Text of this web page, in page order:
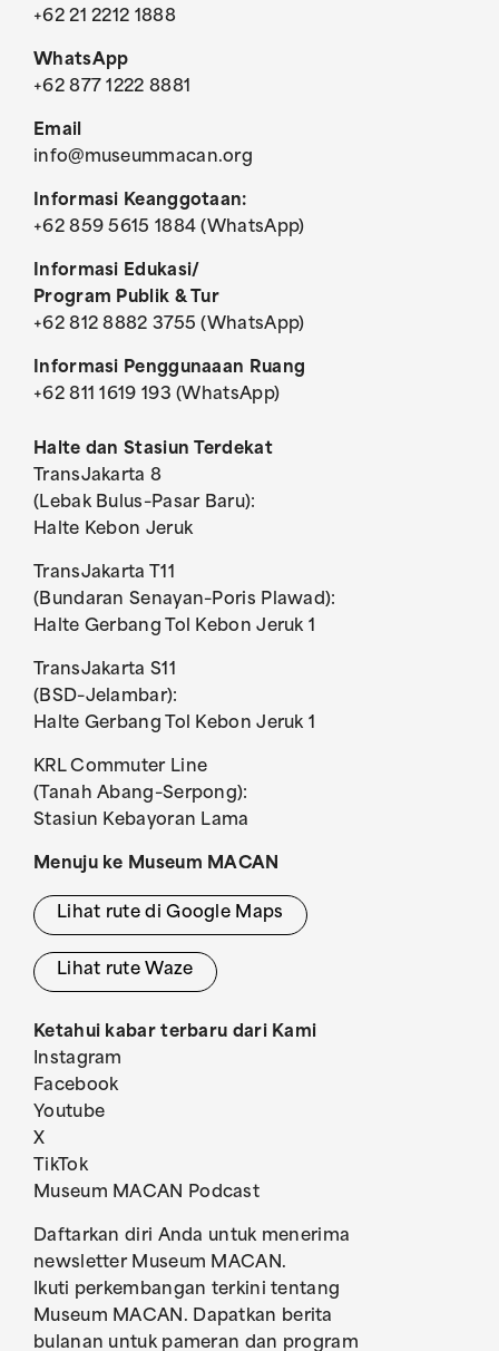
+62 21 2212 1888
WhatsApp
+62 877 1222 8881
Email
info@museummacan.org
Informasi Keanggotaan:
+62 859 5615 1884 (WhatsApp)
Informasi Edukasi/
Program Publik & Tur
+62 812 8882 3755 (WhatsApp)
Informasi Penggunaaan Ruang
+62 811 1619 193 (WhatsApp)
Halte dan Stasiun Terdekat
TransJakarta 8
(Lebak Bulus–Pasar Baru):
Halte Kebon Jeruk
TransJakarta T11
(Bundaran Senayan–Poris Plawad):
Halte Gerbang Tol Kebon Jeruk 1
TransJakarta S11
(BSD–Jelambar):
Halte Gerbang Tol Kebon Jeruk 1
KRL Commuter Line
(Tanah Abang–Serpong):
Stasiun Kebayoran Lama
Menuju ke Museum MACAN
Lihat rute di Google Maps
Lihat rute Waze
Ketahui kabar terbaru dari Kami
Instagram
Facebook
Youtube
X
TikTok
Museum MACAN Podcast
Daftarkan diri Anda untuk menerima
newsletter Museum MACAN.
Ikuti perkembangan terkini tentang
Museum MACAN. Dapatkan berita
bulanan untuk pameran dan program